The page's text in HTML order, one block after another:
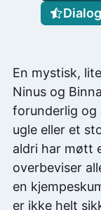
En mystisk,
Ninus og
forunderlig og
ugle eller et
aldri har møtt
overbeviser
en
er ikke helt